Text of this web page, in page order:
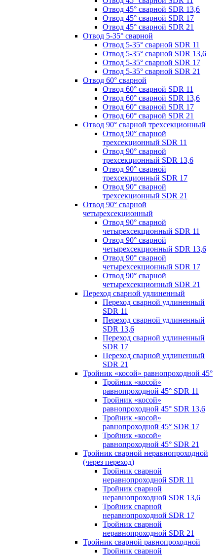
Отвод 45° сварной SDR 13,6
Отвод 45° сварной SDR 17
Отвод 45° сварной SDR 21
Отвод 5-35° сварной
Отвод 5-35° сварной SDR 11
Отвод 5-35° сварной SDR 13,6
Отвод 5-35° сварной SDR 17
Отвод 5-35° сварной SDR 21
Отвод 60° сварной
Отвод 60° сварной SDR 11
Отвод 60° сварной SDR 13,6
Отвод 60° сварной SDR 17
Отвод 60° сварной SDR 21
Отвод 90° сварной трехсекционный
Отвод 90° сварной
трехсекционный SDR 11
Отвод 90° сварной
трехсекционный SDR 13,6
Отвод 90° сварной
трехсекционный SDR 17
Отвод 90° сварной
трехсекционный SDR 21
Отвод 90° сварной
четырехсекционный
Отвод 90° сварной
четырехсекционный SDR 11
Отвод 90° сварной
четырехсекционный SDR 13,6
Отвод 90° сварной
четырехсекционный SDR 17
Отвод 90° сварной
четырехсекционный SDR 21
Переход сварной удлиненный
Переход сварной удлиненный
SDR 11
Переход сварной удлиненный
SDR 13,6
Переход сварной удлиненный
SDR 17
Переход сварной удлиненный
SDR 21
Тройник «косой» равнопроходной 45°
Тройник «косой»
равнопроходной 45° SDR 11
Тройник «косой»
равнопроходной 45° SDR 13,6
Тройник «косой»
равнопроходной 45° SDR 17
Тройник «косой»
равнопроходной 45° SDR 21
Тройник сварной неравнопроходной
(через переход)
Тройник сварной
неравнопроходной SDR 11
Тройник сварной
неравнопроходной SDR 13,6
Тройник сварной
неравнопроходной SDR 17
Тройник сварной
неравнопроходной SDR 21
Тройник сварной равнопроходной
Тройник сварной